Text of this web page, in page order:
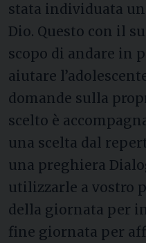
stata individuata
Dio. Questo con il
scopo di andare in
aiutare
domande sulla
scelto è
una scelta dal
una preghiera
utilizzarle a vostro
della giornata per
fine giornata per